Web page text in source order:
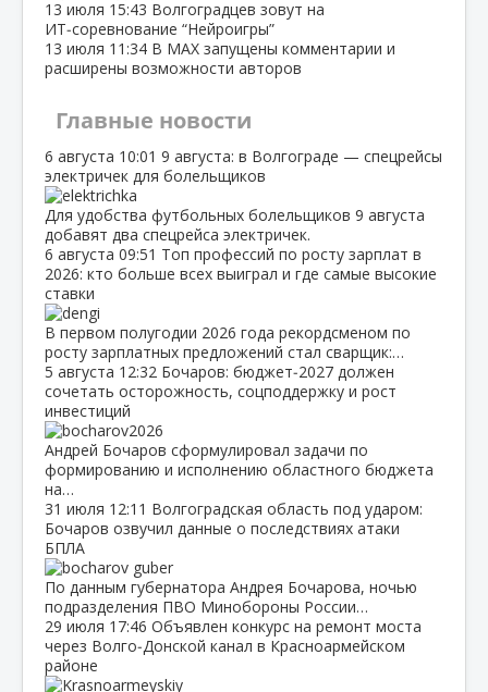
13 июля 15:43 Волгоградцев зовут на
ИТ‑соревнование “Нейроигры”
13 июля 11:34 В МАХ запущены комментарии и
расширены возможности авторов
Главные новости
6 августа 10:01 9 августа: в Волгограде — спецрейсы
электричек для болельщиков
Для удобства футбольных болельщиков 9 августа
добавят два спецрейса электричек.
6 августа 09:51 Топ профессий по росту зарплат в
2026: кто больше всех выиграл и где самые высокие
ставки
В первом полугодии 2026 года рекордсменом по
росту зарплатных предложений стал сварщик:…
5 августа 12:32 Бочаров: бюджет‑2027 должен
сочетать осторожность, соцподдержку и рост
инвестиций
Андрей Бочаров сформулировал задачи по
формированию и исполнению областного бюджета
на…
31 июля 12:11 Волгоградская область под ударом:
Бочаров озвучил данные о последствиях атаки
БПЛА
По данным губернатора Андрея Бочарова, ночью
подразделения ПВО Минобороны России…
29 июля 17:46 Объявлен конкурс на ремонт моста
через Волго‑Донской канал в Красноармейском
районе